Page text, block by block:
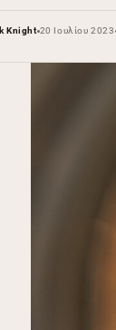
Knight 20 Ιουλίου 2023